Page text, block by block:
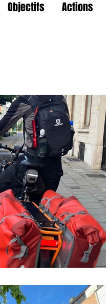
Objectifs Actions